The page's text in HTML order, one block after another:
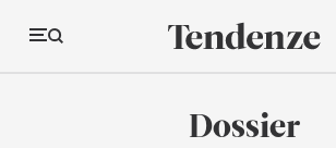
Tendenze
Dossier